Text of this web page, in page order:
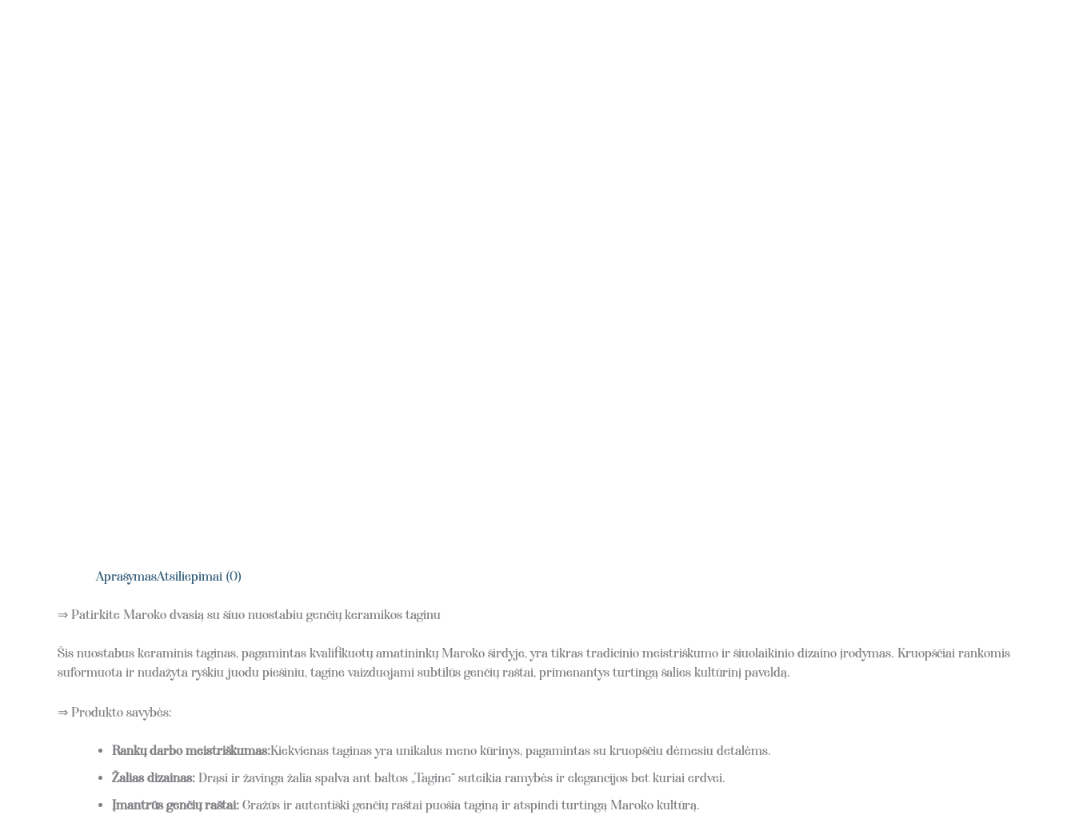
AprašymasAtsiliepimai (0)
⇒ Patirkite Maroko dvasią su šiuo nuostabiu genčių keramikos taginu
Šis nuostabus keraminis taginas, pagamintas kvalifikuotų amatininkų Maroko širdyje, yra tikras tradicinio meistriškumo ir šiuolaikinio dizaino įrodymas. Kruopščiai rankomis
suformuota ir nudažyta ryškiu juodu piešiniu, tagine vaizduojami subtilūs genčių raštai, primenantys turtingą šalies kultūrinį paveldą.
⇒ Produkto savybės:
Rankų darbo meistriškumas:Kiekvienas taginas yra unikalus meno kūrinys, pagamintas su kruopščiu dėmesiu detalėms.
Žalias dizainas: Drąsi ir žavinga žalia spalva ant baltos „Tagine“ suteikia ramybės ir elegancijos bet kuriai erdvei.
Įmantrūs genčių raštai: Gražūs ir autentiški genčių raštai puošia taginą ir atspindi turtingą Maroko kultūrą.